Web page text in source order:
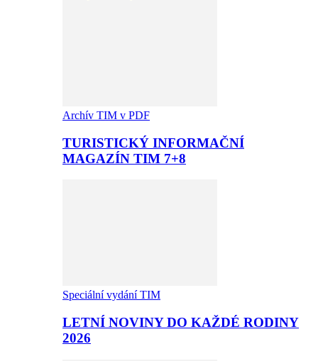
Archív TIM v PDF
TURISTICKÝ INFORMAČNÍ
MAGAZÍN TIM 7+8
Speciální vydání TIM
LETNÍ NOVINY DO KAŽDÉ RODINY
2026